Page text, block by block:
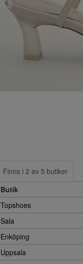
Finns i 2 av 5 butiker
Butik
Topshoes
Sala
Enköping
Uppsala